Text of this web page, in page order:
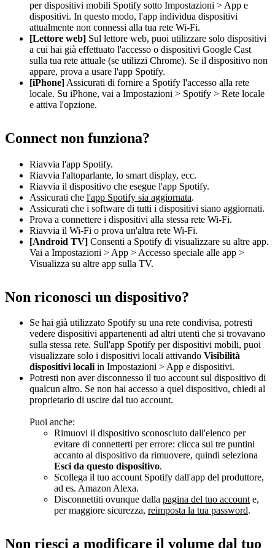
per dispositivi mobili Spotify sotto Impostazioni > App e
dispositivi. In questo modo, l'app individua dispositivi
attualmente non connessi alla tua rete Wi-Fi.
[Lettore web] Sul lettore web, puoi utilizzare solo dispositivi
a cui hai già effettuato l'accesso o dispositivi Google Cast
sulla tua rete attuale (se utilizzi Chrome). Se il dispositivo non
appare, prova a usare l'app Spotify.
[iPhone] Assicurati di fornire a Spotify l'accesso alla rete
locale. Su iPhone, vai a Impostazioni > Spotify > Rete locale
e attiva l'opzione.
Connect non funziona?
Riavvia l'app Spotify.
Riavvia l'altoparlante, lo smart display, ecc.
Riavvia il dispositivo che esegue l'app Spotify.
Assicurati che l'app Spotify sia aggiornata.
Assicurati che i software di tutti i dispositivi siano aggiornati.
Prova a connettere i dispositivi alla stessa rete Wi-Fi.
Riavvia il Wi-Fi o prova un'altra rete Wi-Fi.
[Android TV] Consenti a Spotify di visualizzare su altre app.
Vai a Impostazioni > App > Accesso speciale alle app >
Visualizza su altre app sulla TV.
Non riconosci un dispositivo?
Se hai già utilizzato Spotify su una rete condivisa, potresti
vedere dispositivi appartenenti ad altri utenti che si trovavano
sulla stessa rete. Sull'app Spotify per dispositivi mobili, puoi
visualizzare solo i dispositivi locali attivando Visibilità
dispositivi localiin Impostazioni > App e dispositivi.
Potresti non aver disconnesso il tuo account sul dispositivo di
qualcun altro. Se non hai accesso a quel dispositivo, chiedi al
proprietario di uscire dal tuo account.
Puoi anche:
Rimuovi il dispositivo sconosciuto dall'elenco per
evitare di connetterti per errore: clicca sui tre puntini
accanto al dispositivo da rimuovere, quindi seleziona
Esci da questo dispositivo.
Scollega il tuo account Spotify dall'app del produttore,
ad es. Amazon Alexa.
Disconnettiti ovunque dalla pagina del tuo accounte,
per maggiore sicurezza, reimposta la tua password.
Non riesci a modificare il volume dal tuo